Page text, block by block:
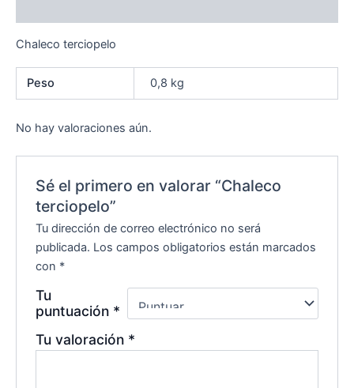
Chaleco terciopelo
Peso 0,8 kg
No hay valoraciones aún.
Sé el primero en valorar “Chaleco
terciopelo”
Tu dirección de correo electrónico no será
publicada. Los campos obligatorios están marcados
con *
Tu
puntuación *
Tu valoración *